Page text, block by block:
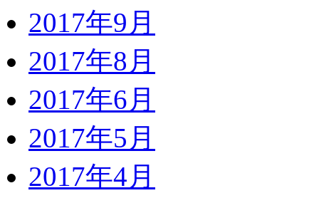
2017年9月
2017年8月
2017年6月
2017年5月
2017年4月